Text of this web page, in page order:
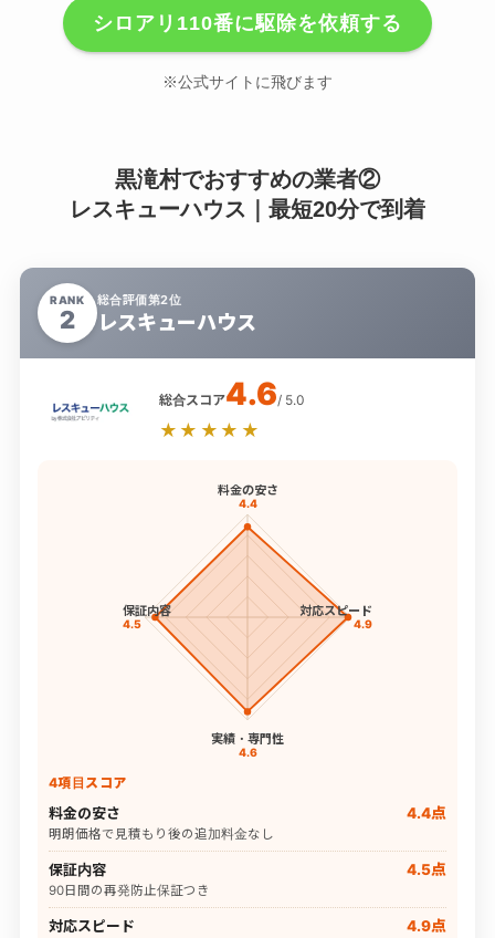
シロアリ110番に駆除を依頼する
※公式サイトに飛びます
黒滝村でおすすめの業者②
レスキューハウス｜最短20分で到着
RANK
2
総合評価第2位
レスキューハウス
総合スコア4.6/ 5.0
★★★★★
料金の安さ
4.4
対応スピード
4.9
実績・専門性
4.6
保証内容
4.5
4項目スコア
料金の安さ 4.4点
明朗価格で見積もり後の追加料金なし
保証内容 4.5点
90日間の再発防止保証つき
対応スピード 4.9点